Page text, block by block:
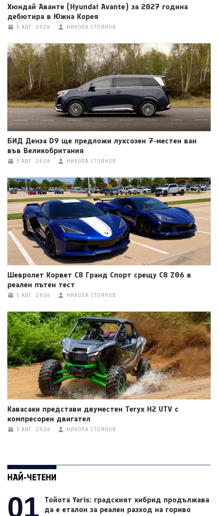
Хюндай Аванте (Hyundai Avante) за 2027 година
дебютира в Южна Корея
5 АВГ. 2026 НИКОЛА СТОЯНОВ
БИД Денза D9 ще предложи луксозен 7-местен ван
във Великобритания
5 АВГ. 2026 НИКОЛА СТОЯНОВ
Шевролет Корвет C8 Гранд Спорт срещу C8 Z06 в
реален пътен тест
5 АВГ. 2026 НИКОЛА СТОЯНОВ
Кавасаки представи двуместен Teryx H2 UTV с
компресорен двигател
5 АВГ. 2026 НИКОЛА СТОЯНОВ
НАЙ-ЧЕТЕНИ
01
Тойота Yaris: градският хибрид продължава
да е еталон за реален разход на гориво